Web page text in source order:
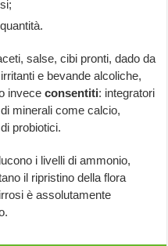
salse, cibi pronti, dado da
e bevande alcoliche,
invececonsentiti: integratori
minerali come calcio,
probiotici.
i livelli di ammonio,
il ripristino della flora
è assolutamente